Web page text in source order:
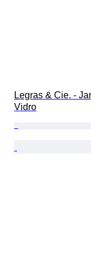
Legras & Cie. -
Vidro